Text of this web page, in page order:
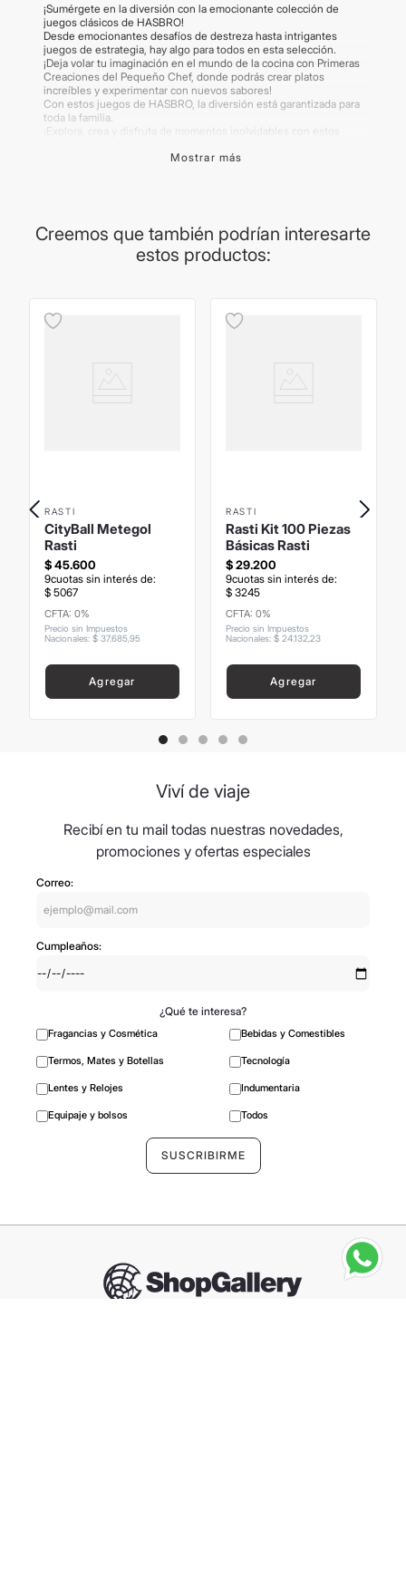
¡Sumérgete en la diversión con la emocionante colección de
juegos clásicos de HASBRO!
Desde emocionantes desafíos de destreza hasta intrigantes
juegos de estrategia, hay algo para todos en esta selección.
¡Deja volar tu imaginación en el mundo de la cocina con Primeras
Creaciones del Pequeño Chef, donde podrás crear platos
increíbles y experimentar con nuevos sabores!
Con estos juegos de HASBRO, la diversión está garantizada para
toda la familia.
¡Explora, crea y disfruta de momentos inolvidables con estos
Mostrar más
Creemos que también podrían interesarte
estos productos:
RASTI
CityBall Metegol
Rasti
$45.600
9cuotas sin interés de:
$ 5067
CFTA: 0%
Precio sin Impuestos
Nacionales: $ 37.68595
Agregar
RASTI
Rasti Kit 100 Piezas
Básicas Rasti
$29.200
9cuotas sin interés de:
$ 3245
CFTA: 0%
Precio sin Impuestos
Nacionales: $ 24132 23
Agregar
Viví de viaje
Recibí en tu mail todas nuestras novedades,
promociones y ofertas especiales
Correo:
Cumpleaños:
¿Qué te interesa?
Fragancias y Cosmética Bebidas y Comestibles
Termos, Mates y Botellas Tecnología
Lentes y Relojes Indumentaria
Equipaje y bolsos Todos